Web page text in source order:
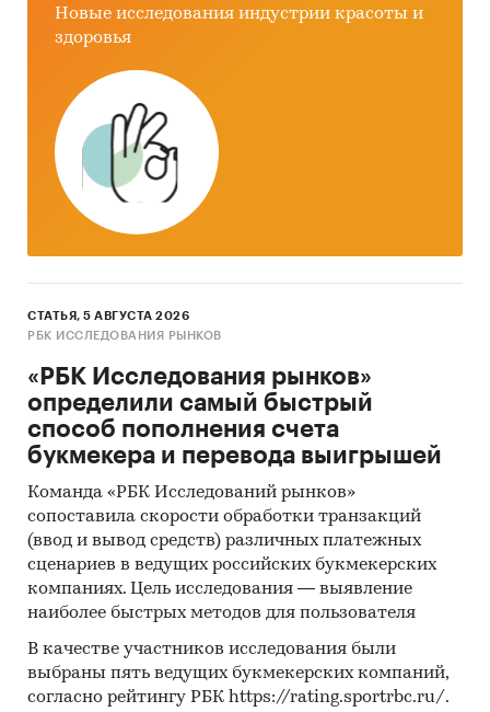
Новые исследования индустрии красоты и
здоровья
СТАТЬЯ, 5 АВГУСТА 2026
РБК ИССЛЕДОВАНИЯ РЫНКОВ
«РБК Исследования рынков»
определили самый быстрый
способ пополнения счета
букмекера и перевода выигрышей
Команда «РБК Исследований рынков»
сопоставила скорости обработки транзакций
(ввод и вывод средств) различных платежных
сценариев в ведущих российских букмекерских
компаниях. Цель исследования — выявление
наиболее быстрых методов для пользователя
В качестве участников исследования были
выбраны пять ведущих букмекерских компаний,
согласно рейтингу РБК https://rating.sportrbc.ru/.